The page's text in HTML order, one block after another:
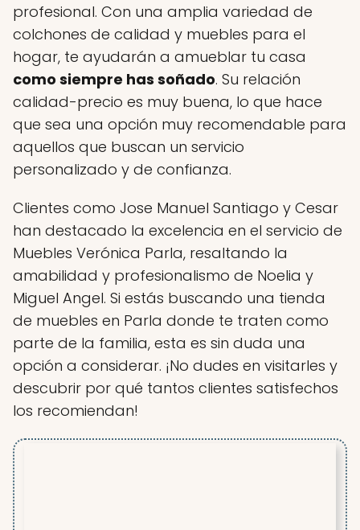
profesional. Con una amplia variedad de
colchones de calidad y muebles para el
hogar, te ayudarán a amueblar tu casa
como siempre has soñado. Su relación
calidad-precio es muy buena, lo que hace
que sea una opción muy recomendable para
aquellos que buscan un servicio
personalizado y de confianza.
Clientes como Jose Manuel Santiago y Cesar
han destacado la excelencia en el servicio de
Muebles Verónica Parla, resaltando la
amabilidad y profesionalismo de Noelia y
Miguel Angel. Si estás buscando una tienda
de muebles en Parla donde te traten como
parte de la familia, esta es sin duda una
opción a considerar. ¡No dudes en visitarles y
descubrir por qué tantos clientes satisfechos
los recomiendan!